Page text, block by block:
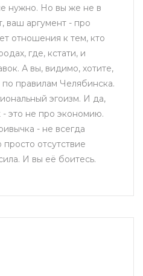
нужно. Но вы же не в
ваш аргумент - про
отношения к тем, кто
где, кстати, и
А вы, видимо, хотите,
правилам Челябинска.
эгоизм. И да,
- это не про экономию.
- не всегда
отсутствие
И вы её боитесь.